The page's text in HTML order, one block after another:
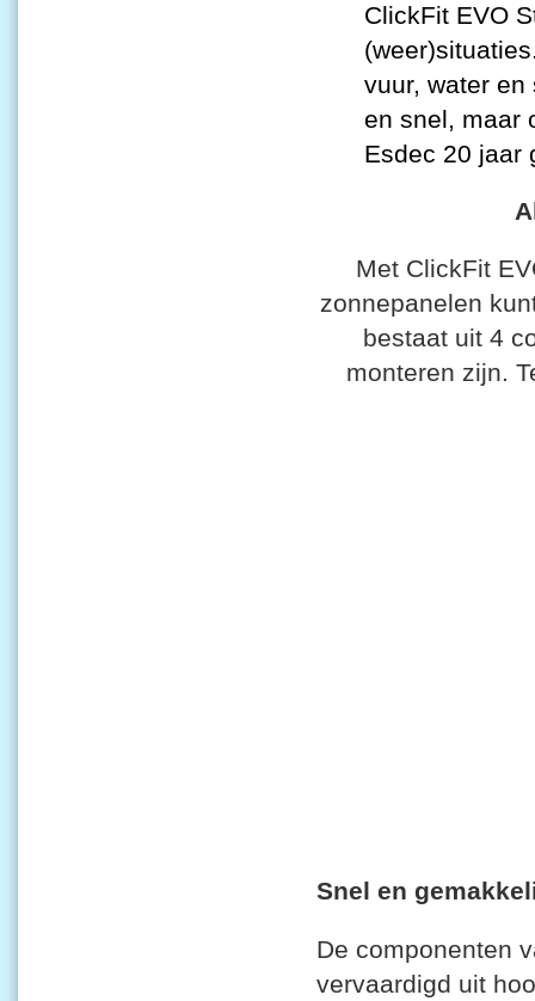
ClickFit EVO
vuur, water
en snel, maar
Esdec 20 jaar
Met ClickFit
zonnepanelen
bestaat uit 4
monteren zijn.
Snel en
De componenten
vervaardigd uit